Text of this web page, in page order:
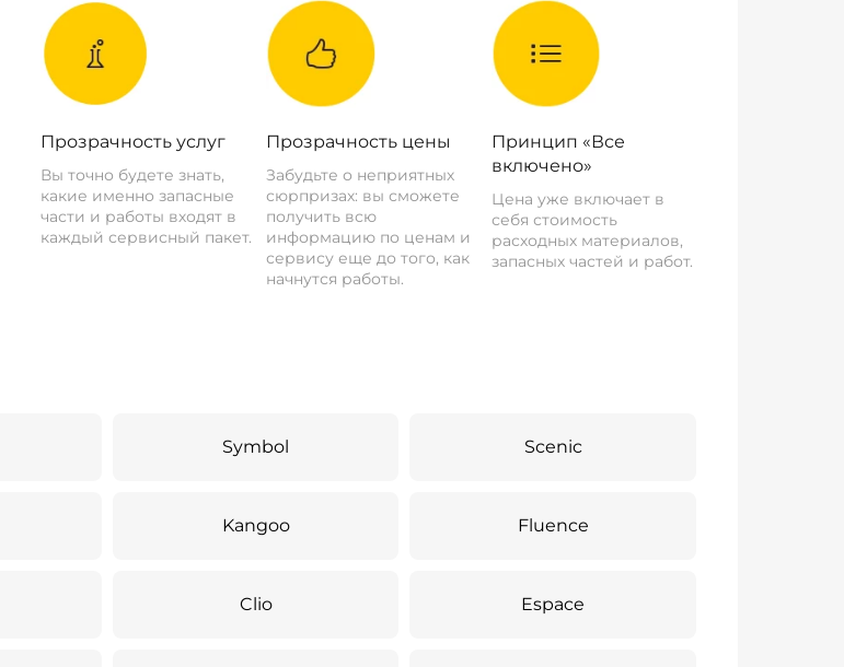
Прозрачность услуг
Вы точно будете знать,
какие именно запасные
части и работы входят в
каждый сервисный пакет.
Прозрачность цены
Забудьте о неприятных
сюрпризах: вы сможете
получить всю
информацию по ценам и
сервису еще до того, как
начнутся работы.
Принцип «Все
включено»
Цена уже включает в
себя стоимость
расходных материалов,
запасных частей и работ.
Symbol Scenic
Kangoo Fluence
Clio Espace